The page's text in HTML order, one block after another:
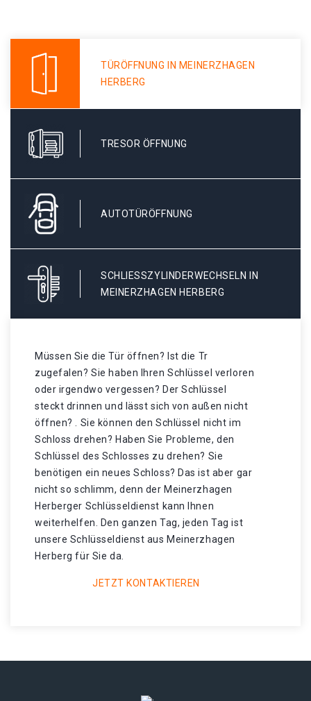
TÜRÖFFNUNG IN MEINERZHAGEN
HERBERG
TRESOR ÖFFNUNG
AUTOTÜRÖFFNUNG
SCHLIESSZYLINDERWECHSELN IN M
EINERZHAGEN HERBERG
Müssen Sie die Tür öffnen? Ist die Tr
zugefalen? Sie haben Ihren Schlüssel verloren
oder irgendwo vergessen? Der Schlüssel
steckt drinnen und lässt sich von außen nicht
öffnen? . Sie können den Schlüssel nicht im
Schloss drehen? Haben Sie Probleme, den
Schlüssel des Schlosses zu drehen? Sie
benötigen ein neues Schloss? Das ist aber gar
nicht so schlimm, denn der Meinerzhagen
Herberger Schlüsseldienst kann Ihnen
weiterhelfen. Den ganzen Tag, jeden Tag ist
unsere Schlüsseldienst aus Meinerzhagen
Herberg für Sie da.
JETZT KONTAKTIEREN